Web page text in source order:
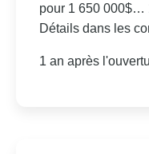
pour 1 650 000$…
Détails dans les
1 an après